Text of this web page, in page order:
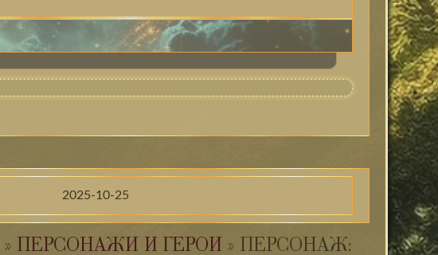
2025-10-25
» ПЕРСОНАЖИ И ГЕРОИ » ПЕРСОНАЖ: